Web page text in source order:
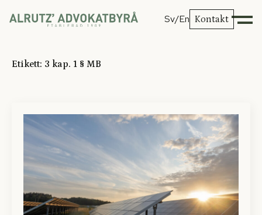
Sv/En Kontakt
Etikett: 3 kap. 1 § MB